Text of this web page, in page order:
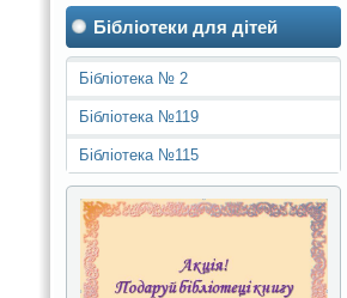
Бібліотеки для дітей
Бібліотека № 2
Бібліотека №119
Бібліотека №115